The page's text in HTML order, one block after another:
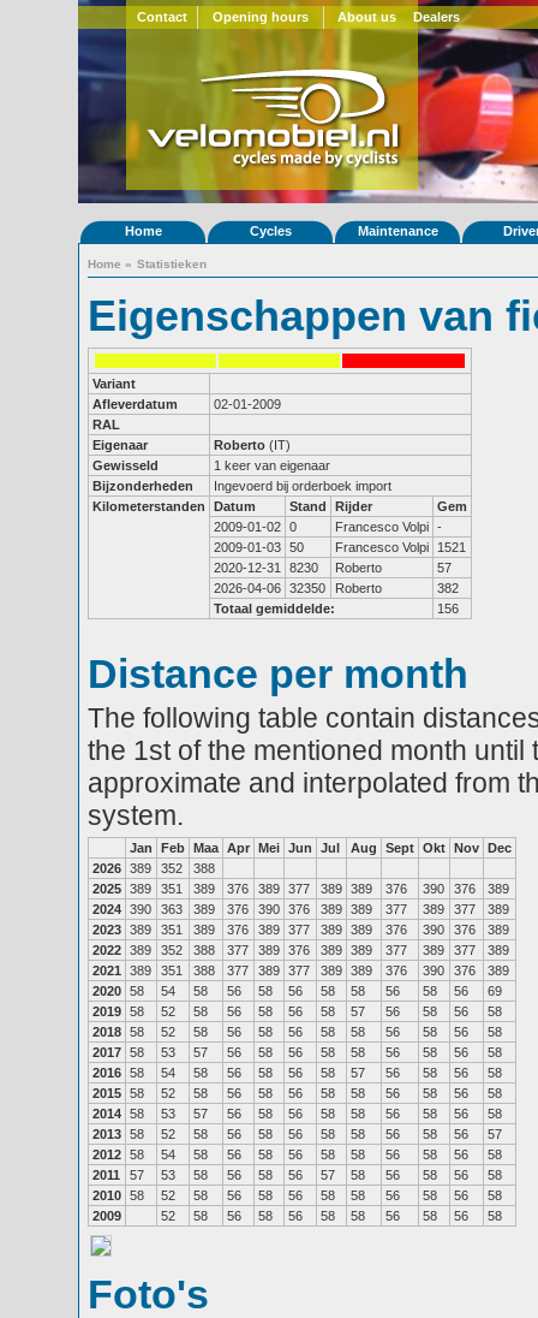
Contact Opening hours About us Dealers
Home Cycles Maintenance
Home » Statistieken
Eigenschappen van
Variant
Afleverdatum
02-01-2009
RAL
Eigenaar
Roberto (IT)
Gewisseld
1 keer van eigenaar
Bijzonderheden
Ingevoerd bij orderboek import
Kilometerstanden
Datum Stand Rijder
Gem
2009-01-02 0 Francesco Volpi -
2009-01-03 50 Francesco Volpi
1521
2020-12-31
8230 Roberto
57
2026-04-06 32350 Roberto
382
Totaal gemiddelde:
156
Distance per month
The following table contain
the 1st of the mentioned month
approximate and interpolated from
system.
Jan Feb Maa Apr Mei Jun Jul Aug Sept Okt Nov Dec
2026 389 352
388
2025 389 351 389 376 389 377 389 389 376 390 376
389
2024 390 363 389 376 390 376 389 389 377 389 377
389
2023 389 351 389 376 389 377 389 389 376 390 376
389
2022 389 352 388 377 389 376 389 389 377 389 377
389
2021
389 351 388 377 389 377 389 389 376 390 376
389
2020 58 54 58 56 58 56 58 58 56 58 56
69
2019 58 52 58 56 58 56 58 57 56 58 56
58
2018 58 52 58 56 58 56 58 58 56 58 56
58
2017 58 53 57 56 58 56 58 58 56 58 56
58
2016 58 54 58 56 58 56 58 57 56 58 56
58
2015 58 52 58 56 58 56 58 58 56 58 56
58
2014 58 53 57 56 58 56 58 58 56 58 56
58
2013 58 52 58 56 58 56 58 58 56 58 56
57
2012 58 54 58 56 58 56 58 58 56 58 56
58
2011
57 53 58 56 58 56 57 58 56 58 56
58
2010 58 52 58 56 58 56 58 58 56 58 56
58
2009
52 58 56 58 56 58 58 56 58 56 58
Foto's